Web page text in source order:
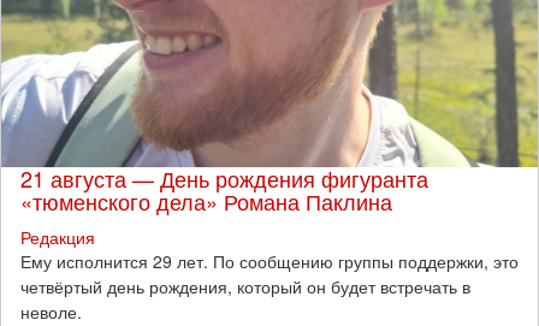
21 августа — День рождения фигуранта
«тюменского дела» Романа Паклина
Редакция
Ему исполнится 29 лет. По сообщению группы поддержки, это
четвёртый день рождения, который он будет встречать в
неволе.